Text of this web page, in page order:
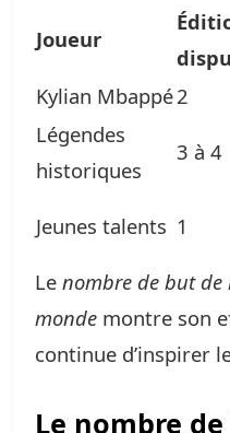
Joueur
Kylian Mbappé2
Légendes
historiques
3 à 4
Jeunes talents 1
Le nombre de but de
monde montre son
continue d’inspirer
Le nombre